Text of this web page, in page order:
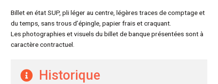
Billet en état SUP, pli léger au centre, légères traces de comptage et
du temps, sans trous d’épingle, papier frais et craquant.
Les photographies et visuels du billet de banque présentées sont à
caractère contractuel.
Historique